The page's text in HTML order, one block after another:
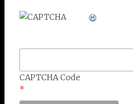
CAPTCHA Code
*